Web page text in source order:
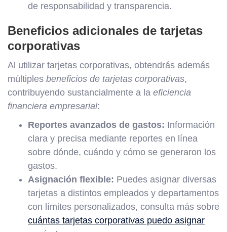
de responsabilidad y transparencia.
Beneficios adicionales de tarjetas
corporativas
Al utilizar tarjetas corporativas, obtendrás además
múltiples beneficios de tarjetas corporativas,
contribuyendo sustancialmente a la eficiencia
financiera empresarial:
Reportes avanzados de gastos: Información
clara y precisa mediante reportes en línea
sobre dónde, cuándo y cómo se generaron los
gastos.
Asignación flexible: Puedes asignar diversas
tarjetas a distintos empleados y departamentos
con límites personalizados, consulta más sobre
cuántas tarjetas corporativas puedo asignar